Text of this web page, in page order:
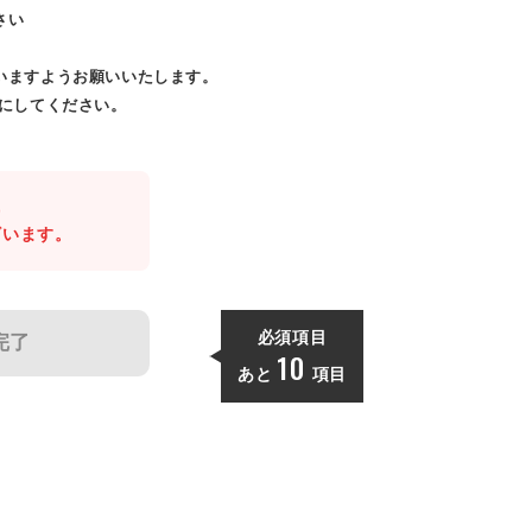
い
すようお願いいたします。
してください。
ます。
了 必須項目
あと 10 項目